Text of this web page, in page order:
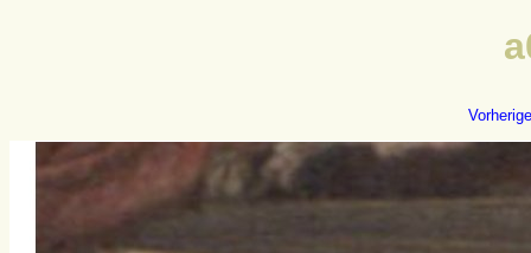
Vorherige